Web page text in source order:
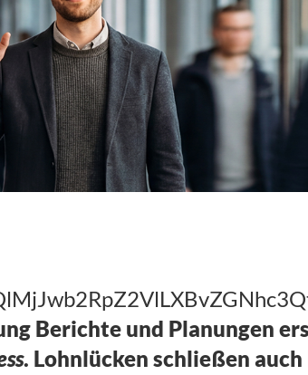
Berichte und Planungen
. Lohnlücken schließen